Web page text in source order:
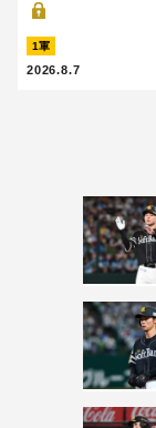
1軍
2026.8.7